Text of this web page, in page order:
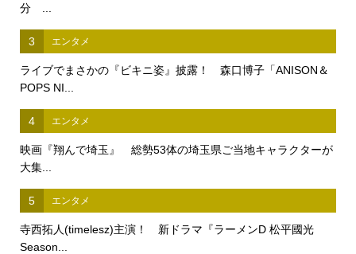
分 ...
3 エンタメ
ライブでまさかの『ビキニ姿』披露！ 森口博子「ANISON＆
POPS NI...
4 エンタメ
映画『翔んで埼玉』 総勢53体の埼玉県ご当地キャラクターが
大集...
5 エンタメ
寺西拓人(timelesz)主演！ 新ドラマ『ラーメンD 松平國光
Season...